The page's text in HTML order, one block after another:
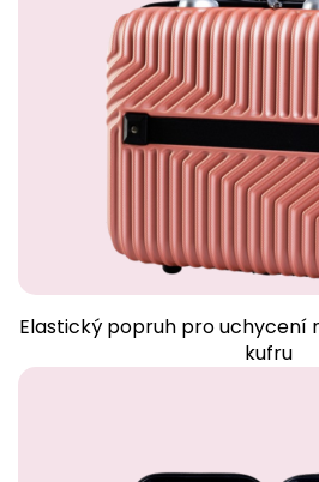
Elastický popruh pro uchycení
kufru